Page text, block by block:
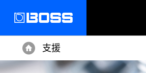
Home
支援